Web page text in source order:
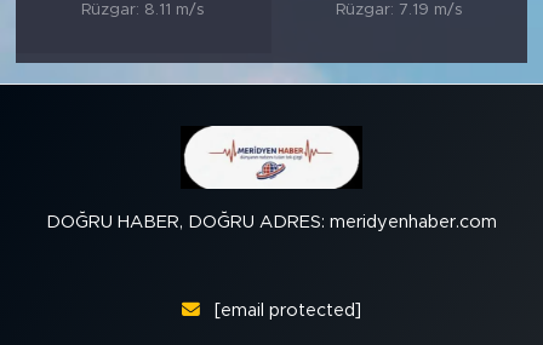
Rüzgar: 8.11 m/s
Rüzgar: 7.19 m/s
DOĞRU HABER, DOĞRU ADRES: meridyenhaber.com
[email protected]